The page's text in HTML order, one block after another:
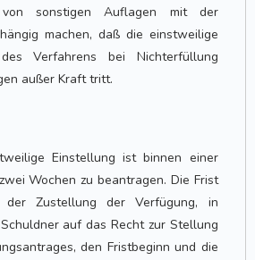
von sonstigen Auflagen mit der
machen, daß die einstweilige
Verfahrens bei Nichterfüllung
außer Kraft tritt.
Einstellung ist binnen einer
Wochen zu beantragen. Die Frist
Zustellung der Verfügung, in
auf das Recht zur Stellung
den Fristbeginn und die